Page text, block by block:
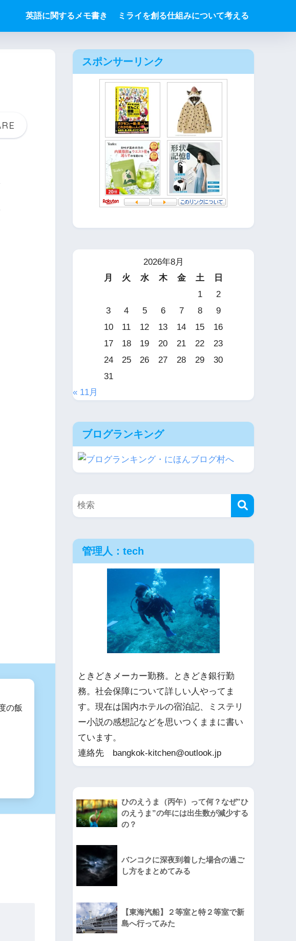
英語に関するメモ書き ミライを創る仕組みについて考える
の飯
スポンサーリンク
2026年8月
月
火 水 木 金 土
日
1
2
3
4 5 6 7 8
9
10
11 12 13 14 15
16
17
18 19 20 21 22
23
24
25 26 27 28 29
30
31
« 11月
ブログランキング
管理人：tech
ときどきメーカー勤務。ときどき銀行勤
務。社会保障について詳しい人やってま
す。現在は国内ホテルの宿泊記、ミステリ
ー小説の感想記などを思いつくままに書い
ています。
連絡先 bangkok-kitchen@outlook.jp
ひのえうま（丙午）って何？なぜ”ひ
のえうま”の年には出生数が減少する
の？
バンコクに深夜到着した場合の過ご
し方をまとめてみる
【東海汽船】２等室と特２等室で新
島へ行ってみた